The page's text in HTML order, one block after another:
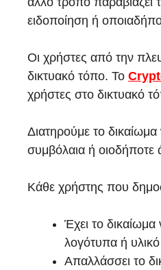
ειδοποίηση ή
Οι χρήστες από την
δικτυακό τόπο. Το
χρήστες στο δικτυακό
Διατηρούμε το
συμβόλαια ή
Κάθε χρήστης που
Έχει το
λογότυπα ή
Απαλλάσσει το